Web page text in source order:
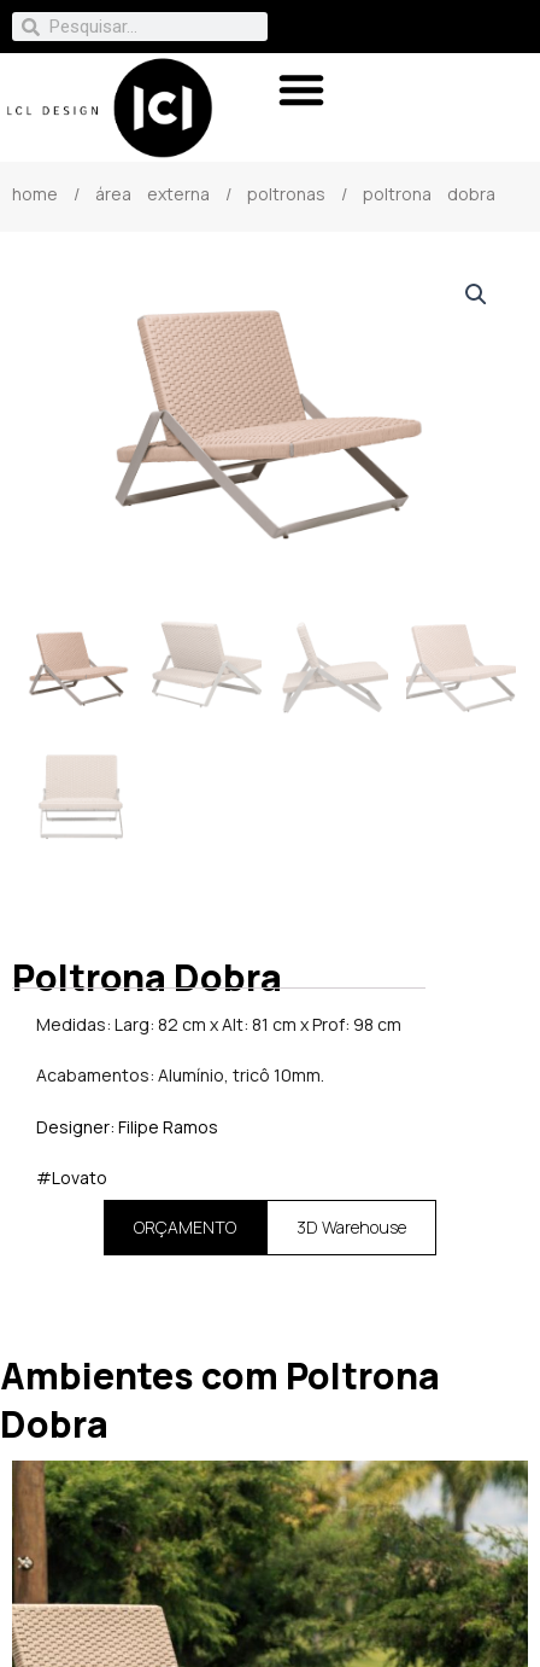
home / área externa / poltronas / poltrona dobra
Poltrona Dobra
Medidas: Larg: 82 cm x Alt: 81 cm x Prof: 98 cm
Acabamentos: Alumínio, tricô 10mm.
Designer: Filipe Ramos
#Lovato
ORÇAMENTO 3D Warehouse
Ambientes com Poltrona
Dobra